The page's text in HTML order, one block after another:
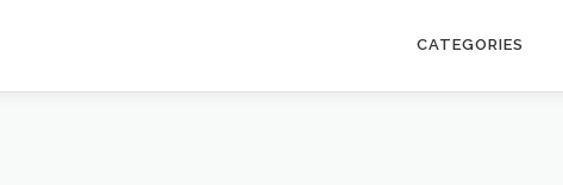
CATEGORIES